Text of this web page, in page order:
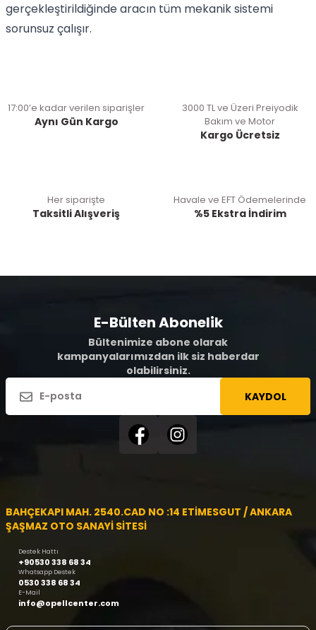
gerçekleştirildiğinde aracın tüm mekanik sistemi
sorunsuz çalışır.
17:00’e kadar verilen siparişler
Aynı Gün Kargo
3000 TL ve Üzeri Preiyodik
Bakım ve Motor
Kargo Ücretsiz
Her siparişte
Taksitli Alışveriş
Havale ve EFT Ödemelerinde
%5 Ekstra İndirim
E-Bülten Abonelik
Bültenimize abone olarak
kampanyalarımızdan ilk siz haberdar
olabilirsiniz.
KAYDOL
BAHÇEKAPI MAH. 2540.CAD NO :14 ETİMESGUT / ANKARA
ŞAŞMAZ OTO SANAYİ SİTESİ
Destek Hattı
+90530 338 68 34
Whatsapp Destek
0530 338 68 34
E-Mail
info@opellcenter.com